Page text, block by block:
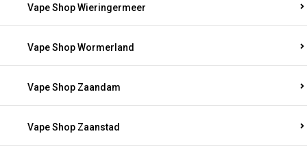
Vape Shop Wieringermeer
Vape Shop Wormerland
Vape Shop Zaandam
Vape Shop Zaanstad